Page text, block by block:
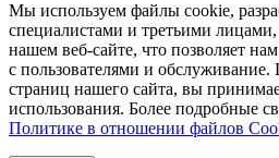
Мы используем файлы cookie,
специалистами и третьими
нашем веб-сайте, что позволяет
с пользователями и
страниц нашего сайта, вы
использования. Более подробные
Политике в отношении файлов